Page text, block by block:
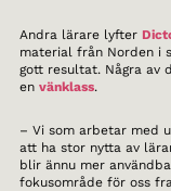
Andra lärare lyfter
material från Norden i
gott resultat. Några av
en vänklass.
– Vi som arbetar med
att ha stor nytta av
blir ännu mer
fokusområde för oss